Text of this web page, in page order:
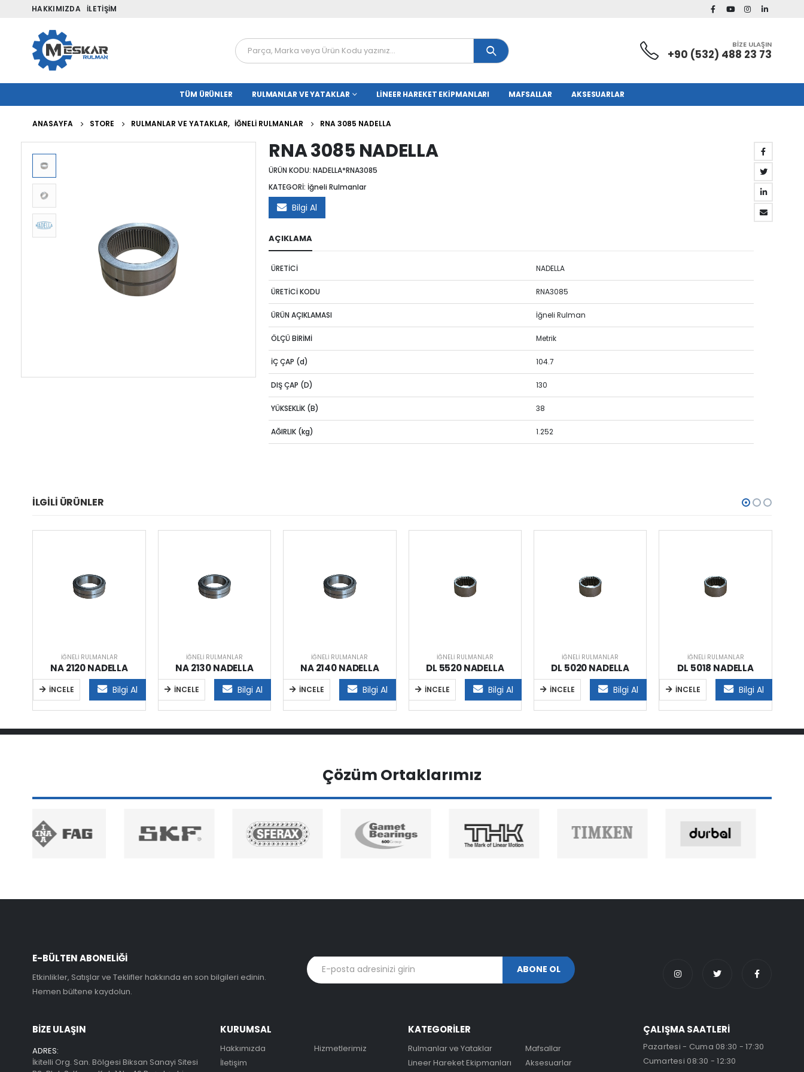
HAKKIMIZDA İLETIŞIM
BİZE ULAŞIN
+90 (532) 488 23 73
TÜM ÜRÜNLER RULMANLAR VE YATAKLAR LINEER HAREKET EKIPMANLARI MAFSALLAR AKSESUARLAR
ANASAYFA STORE RULMANLAR VE YATAKLAR, İĞNELI RULMANLAR RNA 3085 NADELLA
RNA 3085 NADELLA
ÜRÜN KODU:NADELLA*RNA3085
KATEGORİ: İğneli Rulmanlar
Bilgi Al
AÇIKLAMA
ÜRETİCİ NADELLA
ÜRETİCİ KODU RNA3085
ÜRÜN AÇIKLAMASI İğneli Rulman
ÖLÇÜ BİRİMİ Metrik
İÇ ÇAP (d) 104.7
DIŞ ÇAP (D) 130
YÜKSEKLİK (B) 38
AĞIRLIK (kg) 1.252
İLGILI ÜRÜNLER
İĞNELI RULMANLAR
NA 2120 NADELLA
İNCELE Bilgi Al
İĞNELI RULMANLAR
NA 2130 NADELLA
İNCELE Bilgi Al
İĞNELI RULMANLAR
NA 2140 NADELLA
İNCELE Bilgi Al
İĞNELI RULMANLAR
DL 5520 NADELLA
İNCELE Bilgi Al
İĞNELI RULMANLAR
DL 5020 NADELLA
İNCELE Bilgi Al
İĞNELI RULMANLAR
DL 5018 NADELLA
İNCELE Bilgi Al
Çözüm Ortaklarımız
E-BÜLTEN ABONELİĞİ
Etkinlikler, Satışlar ve Teklifler hakkında en son bilgileri edinin.
Hemen bültene kaydolun.
BİZE ULAŞIN
ADRES:
İkitelli Org. San. Bölgesi Biksan Sanayi Sitesi
KURUMSAL
Hakkımızda
İletişim
Hizmetlerimiz
KATEGORİLER
Rulmanlar ve Yataklar
Lineer Hareket Ekipmanları
Mafsallar
Aksesuarlar
ÇALIŞMA SAATLERİ
Pazartesi - Cuma 08:30 - 17:30
Cumartesi 08:30 - 12:30